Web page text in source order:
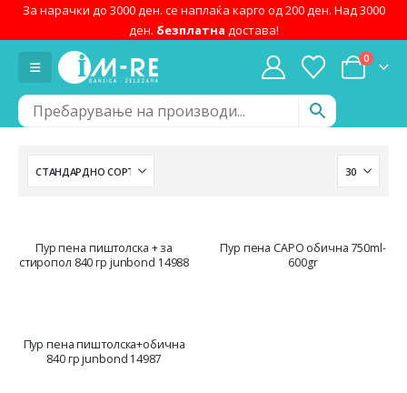
За нарачки до 3000 ден. се наплаќа карго од 200 ден. Над 3000
ден. безплатна достава!
0
Пур пена пиштолска + за
стиропол 840 гр junbond 14988
Пур пена CAPO обична 750ml-
600gr
Пур пена пиштолска+обична
840 гр junbond 14987